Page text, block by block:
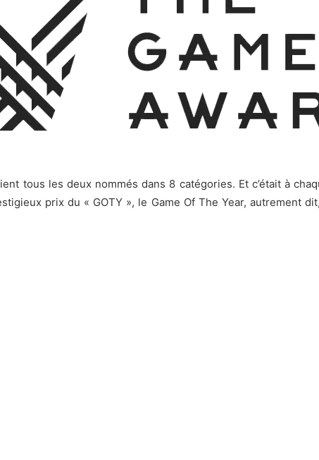
tous les deux nommés dans 8 catégories. Et c’était à
prix du « GOTY », le Game Of The Year, autrement